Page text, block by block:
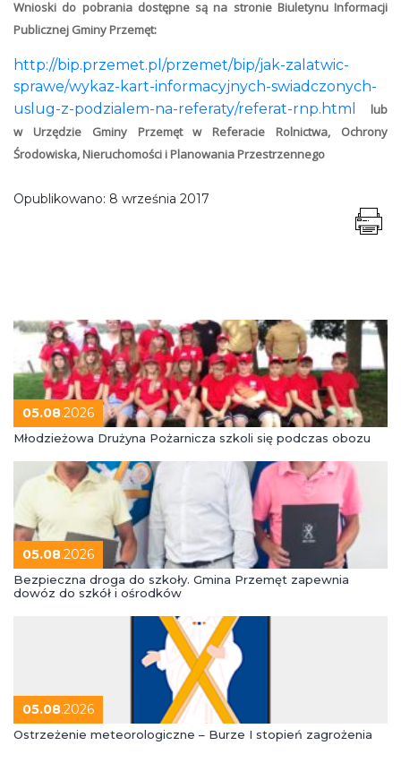
Wnioski do pobrania dostępne są na stronie Biuletynu Informacji
Publicznej Gminy Przemęt:
http://bip.przemet.pl/przemet/bip/jak-zalatwic-
sprawe/wykaz-kart-informacyjnych-swiadczonych-
uslug-z-podzialem-na-referaty/referat-rnp.html
lub
w Urzędzie Gminy Przemęt w Referacie Rolnictwa, Ochrony
Środowiska, Nieruchomości i Planowania Przestrzennego
Opublikowano: 8 września 2017
05.08.2026
Młodzieżowa Drużyna Pożarnicza szkoli się podczas obozu
05.08.2026
Bezpieczna droga do szkoły. Gmina Przemęt zapewnia
dowóz do szkół i ośrodków
05.08.2026
Ostrzeżenie meteorologiczne – Burze I stopień zagrożenia